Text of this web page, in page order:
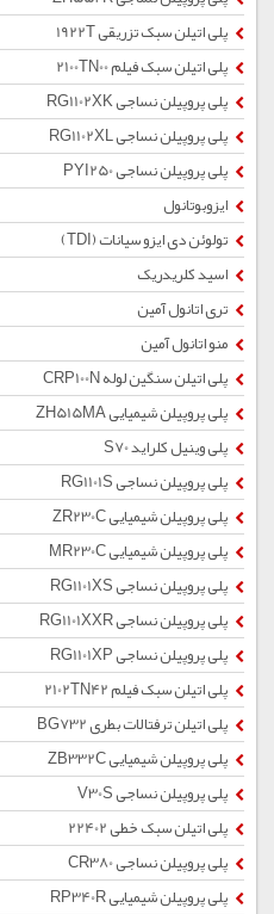
پلی اتیلن سبک تزریقی 1922T
پلی اتیلن سبک فیلم 2100TN00
پلی پروپیلن نساجی RG1102XK
پلی پروپیلن نساجی RG1102XL
پلی پروپیلن نساجی PYI250
ایزوبوتانول
تولوئن دی ایزو سیانات (TDI)
اسید کلریدریک
تری اتانول آمین
منو اتانول آمین
پلی اتیلن سنگین لوله CRP100N
پلی پروپیلن شیمیایی ZH515MA
پلی وینیل کلراید S70
پلی پروپیلن نساجی RG1101S
پلی پروپیلن شیمیایی ZR230C
پلی پروپیلن شیمیایی MR230C
پلی پروپیلن نساجی RG1101XS
پلی پروپیلن نساجی RG1101XXR
پلی پروپیلن نساجی RG1101XP
پلی اتیلن سبک فیلم 2102TN42
پلی اتیلن ترفتالات بطری BG732
پلی پروپیلن شیمیایی ZB332C
پلی پروپیلن نساجی V30S
پلی اتیلن سبک خطی 22402
پلی پروپیلن نساجی CR380
پلی پروپیلن شیمیایی RP340R